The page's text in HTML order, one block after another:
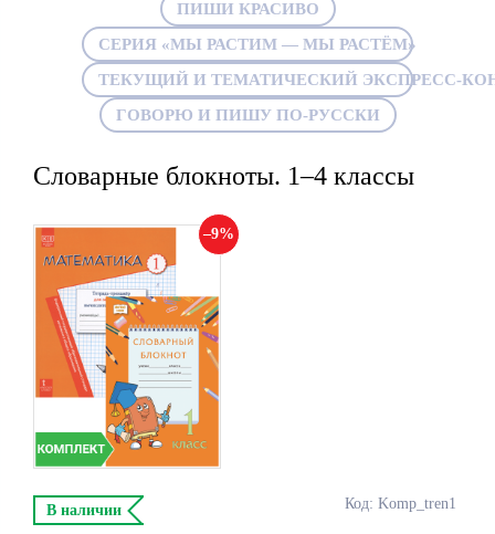
ПИШИ КРАСИВО
СЕРИЯ «МЫ РАСТИМ — МЫ РАСТЁМ»
ТЕКУЩИЙ И ТЕМАТИЧЕСКИЙ ЭКСПРЕСС-
ГОВОРЮ И ПИШУ ПО-РУССКИ
Словарные блокноты. 1–4 классы
9
Код: Komp_tren1
В наличии